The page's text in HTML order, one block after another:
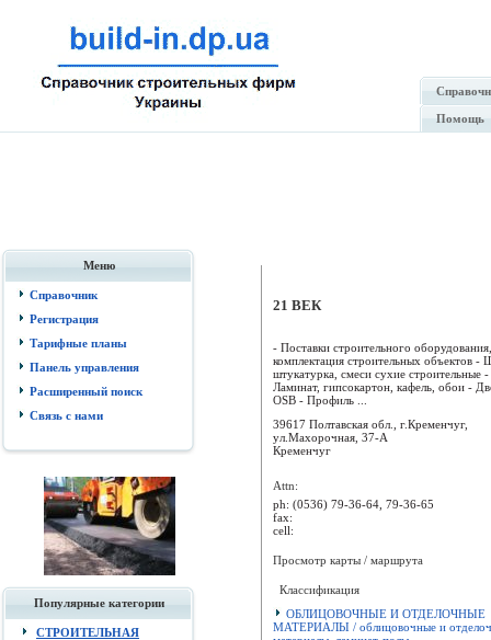
Помощь
Меню
Справочник
Регистрация
Тарифные планы
Панель управления
Расширенный поиск
Связь с нами
Популярные категории
СТРОИТЕЛЬНАЯ
21 ВЕК
- Поставки строительного оборудования,
комплектация строительных объектов -
штукатурка, смеси сухие строительные
Ламинат, гипсокартон, кафель, обои -
OSB - Профиль ...
39617 Полтавская обл., г.Кременчуг,
ул.Махорочная, 37-А
Кременчуг
Attn:
ph: (0536) 79-36-64, 79-36-65
fax:
cell:
Просмотр карты / маршрута
Классификация
ОБЛИЦОВОЧНЫЕ И ОТДЕЛОЧНЫЕ
МАТЕРИАЛЫ / облицовочные и